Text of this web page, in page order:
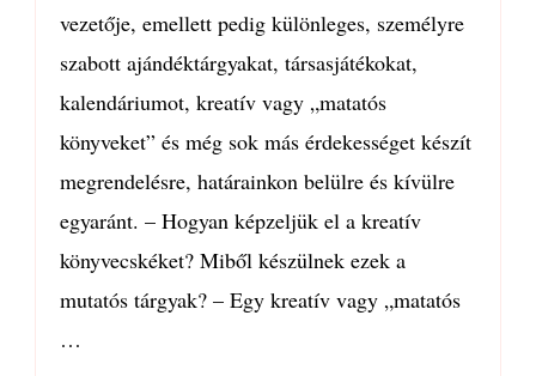
vezetője, emellett pedig különleges, személyre
szabott ajándéktárgyakat, társasjátékokat,
kalendáriumot, kreatív vagy „matatós
könyveket” és még sok más érdekességet készít
megrendelésre, határainkon belülre és kívülre
egyaránt. – Hogyan képzeljük el a kreatív
könyvecskéket? Miből készülnek ezek a
mutatós tárgyak? – Egy kreatív vagy „matatós
…